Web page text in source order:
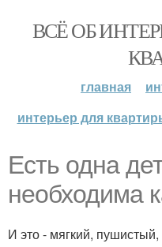
ВСЁ ОБ
главная
интерьер для
Есть одна
необходима
И это - мягкий,